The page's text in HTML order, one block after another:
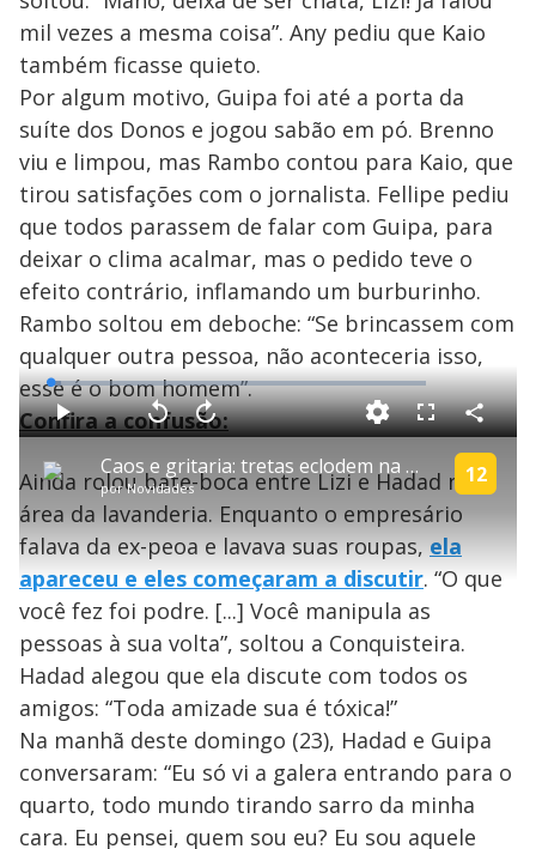
V
i
d
e
o
M
u
d
mil vezes a mesma coisa”. Any pediu que Kaio
também ficasse quieto.
Por algum motivo, Guipa foi até a porta da
suíte dos Donos e jogou sabão em pó. Brenno
viu e limpou, mas Rambo contou para Kaio, que
tirou satisfações com o jornalista. Fellipe pediu
que todos parassem de falar com Guipa, para
deixar o clima acalmar, mas o pedido teve o
efeito contrário, inflamando um burburinho.
Rambo soltou em deboche: “Se brincassem com
qualquer outra pessoa, não aconteceria isso,
esse é o bom homem”.
Confira a confusão:
P
l
a
y
V
Caos e gritaria: tretas eclodem na Mansão após pegadinha com Guipa | A Grande Conquista
porNovidades
12
P V
t
a
r
0
e
g
n
d
s
A
n
ç
a
1
u
n
o
s
M
d
o
L
o
a
d
e
:
2
.
7
2
%
F
s
c
r
e
n
C
o
m
p
a
Ainda rolou bate-boca entre Lizi e Hadad na
área da lavanderia. Enquanto o empresário
falava da ex-peoa e lavava suas roupas,ela
apareceu e eles começaram a discutir. “O que
você fez foi podre. [...] Você manipula as
pessoas à sua volta”, soltou a Conquisteira.
Hadad alegou que ela discute com todos os
amigos: “Toda amizade sua é tóxica!”
Na manhã deste domingo (23), Hadad e Guipa
conversaram: “Eu só vi a galera entrando para o
quarto, todo mundo tirando sarro da minha
cara. Eu pensei, quem sou eu? Eu sou aquele